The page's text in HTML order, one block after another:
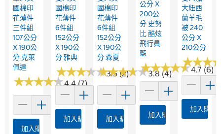
國棉印
花薄件
三件組
107公分
X 190公
分 克萊
佩達
★★★★★
★★★★★4.4 (7)
加入購物車
國棉印
花薄件
6件組
152公分
X 190公
分 雅典
★★★★★
★★★★★3.5 (2)
加入購物車
國棉印
花薄件
6件組
152公分
X 190公
分 森夏
★★★★★
★★★★★3.8 (4)
加入購物車
公分 X
200公
分 史努
比 酷炫
飛行員
藍
★★★★★
★★★★★4.7 (6)
加入購物車
大紐西
蘭羊毛
被 240
公分 X
210公分
★★★
★★★
加入購物